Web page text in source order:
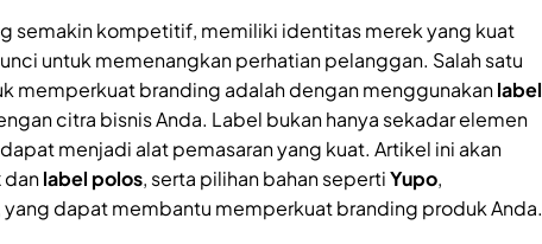
semakin kompetitif, memiliki identitas merek yang kuat
untuk memenangkan perhatian pelanggan. Salah satu
memperkuat branding adalah dengan menggunakanlabel
citra bisnis Anda. Label bukan hanya sekadar elemen
menjadi alat pemasaran yang kuat. Artikel ini akan
danlabel polos, serta pilihan bahan sepertiYupo,
yang dapat membantu memperkuat branding produk Anda.